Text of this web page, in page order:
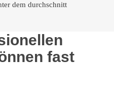
dem durchschnitt
fast